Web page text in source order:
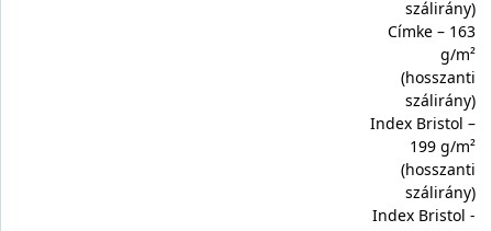
szálirány)
Címke – 163
g/m²
(hosszanti
szálirány)
Index Bristol –
199 g/m²
(hosszanti
szálirány)
Index Bristol -